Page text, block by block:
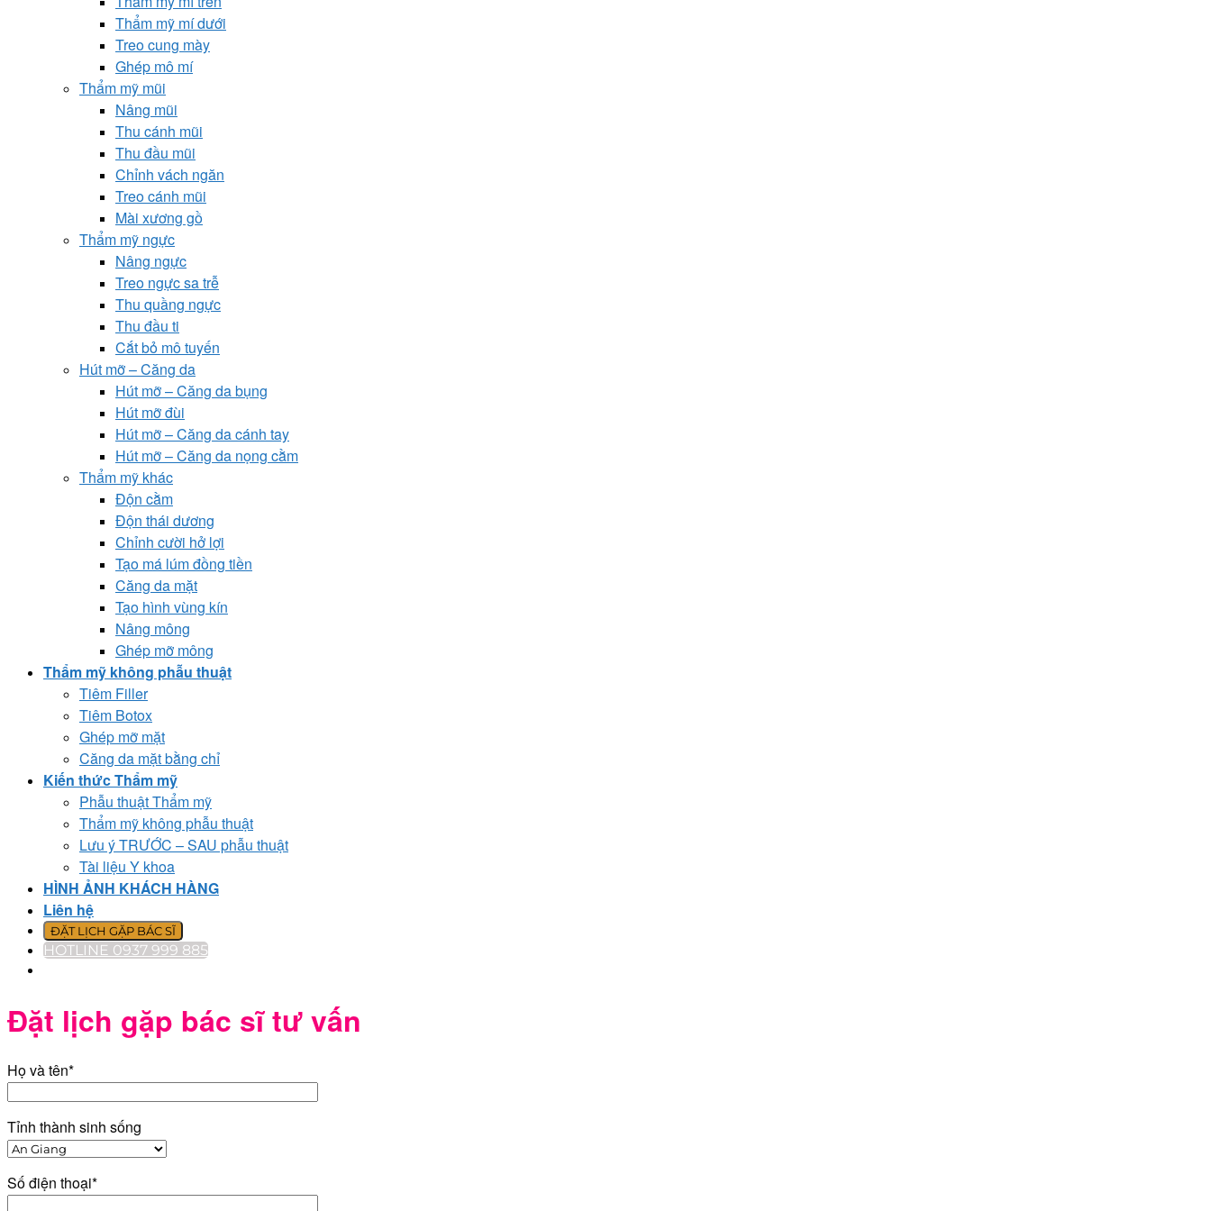
Thẩm mỹ mí dưới
Treo cung mày
Ghép mô mí
Thẩm mỹ mũi
Nâng mũi
Thu cánh mũi
Thu đầu mũi
Chỉnh vách ngăn
Treo cánh mũi
Mài xương gồ
Thẩm mỹ ngực
Nâng ngực
Treo ngực sa trễ
Thu quầng ngực
Thu đầu ti
Cắt bỏ mô tuyến
Hút mỡ – Căng da
Hút mỡ – Căng da bụng
Hút mỡ đùi
Hút mỡ – Căng da cánh tay
Hút mỡ – Căng da nọng cằm
Thẩm mỹ khác
Độn cằm
Độn thái dương
Chỉnh cười hở lợi
Tạo má lúm đồng tiền
Căng da mặt
Tạo hình vùng kín
Nâng mông
Ghép mỡ mông
Thẩm mỹ không phẫu thuật
Tiêm Filler
Tiêm Botox
Ghép mỡ mặt
Căng da mặt bằng chỉ
Kiến thức Thẩm mỹ
Phẫu thuật Thẩm mỹ
Thẩm mỹ không phẫu thuật
Lưu ý TRƯỚC – SAU phẫu thuật
Tài liệu Y khoa
HÌNH ẢNH KHÁCH HÀNG
Liên hệ
ĐẶT LỊCH GẶP BÁC SĨ
HOTLINE 0937 999 885
Đặt lịch gặp bác sĩ tư vấn
Họ và tên*
Tỉnh thành sinh sống
Số điện thoại*